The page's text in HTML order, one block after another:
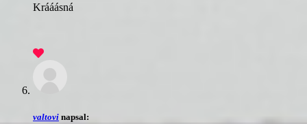
Krááásná
valtovi napsal: